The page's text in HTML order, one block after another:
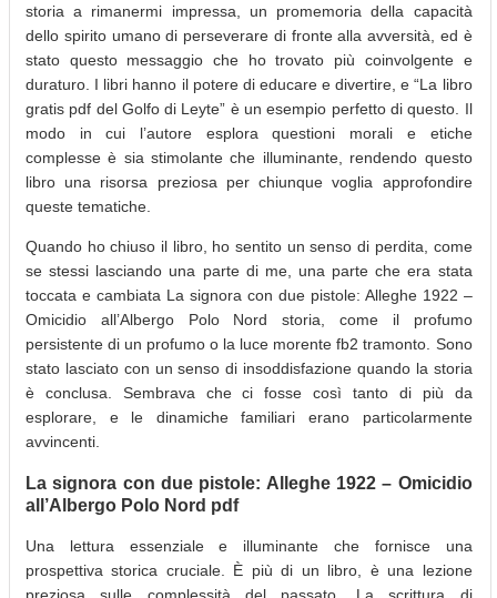
storia a rimanermi impressa, un promemoria della capacità
dello spirito umano di perseverare di fronte alla avversità, ed è
stato questo messaggio che ho trovato più coinvolgente e
duraturo. I libri hanno il potere di educare e divertire, e “La libro
gratis pdf del Golfo di Leyte” è un esempio perfetto di questo. Il
modo in cui l’autore esplora questioni morali e etiche
complesse è sia stimolante che illuminante, rendendo questo
libro una risorsa preziosa per chiunque voglia approfondire
queste tematiche.
Quando ho chiuso il libro, ho sentito un senso di perdita, come
se stessi lasciando una parte di me, una parte che era stata
toccata e cambiata La signora con due pistole: Alleghe 1922 –
Omicidio all’Albergo Polo Nord storia, come il profumo
persistente di un profumo o la luce morente fb2 tramonto. Sono
stato lasciato con un senso di insoddisfazione quando la storia
è conclusa. Sembrava che ci fosse così tanto di più da
esplorare, e le dinamiche familiari erano particolarmente
avvincenti.
La signora con due pistole: Alleghe 1922 – Omicidio
all’Albergo Polo Nord pdf
Una lettura essenziale e illuminante che fornisce una
prospettiva storica cruciale. È più di un libro, è una lezione